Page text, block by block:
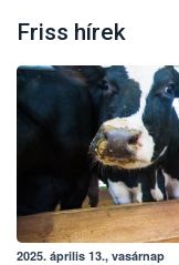
Friss hírek
2025. április 13., vasárnap